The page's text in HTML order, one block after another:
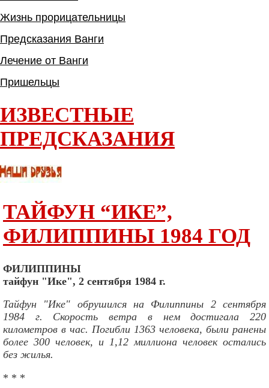
Жизнь прорицательницы
Предсказания Ванги
Лечение от Ванги
Пришельцы
ИЗВЕСТНЫЕ
ПРЕДСКАЗАНИЯ
ТАЙФУН “ИКЕ”,
ФИЛИППИНЫ 1984 ГОД
ФИЛИППИНЫ
тайфун "Ике", 2 сентября 1984 г.
Тайфун "Ике" обрушился на Филиппины 2 сентября
1984 г. Скорость ветра в нем достигала 220
километров в час. Погибли 1363 человека, были ранены
более 300 человек, и 1,12 миллиона человек остались
без жилья.
* * *